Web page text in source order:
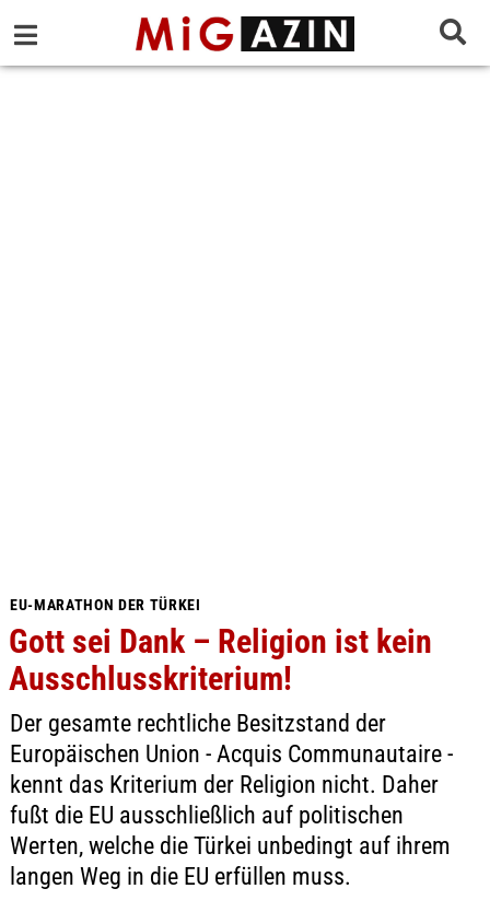
EU-MARATHON DER TÜRKEI
Gott sei Dank – Religion ist kein
Ausschlusskriterium!
Der gesamte rechtliche Besitzstand der
Europäischen Union - Acquis Communautaire -
kennt das Kriterium der Religion nicht. Daher
fußt die EU ausschließlich auf politischen
Werten, welche die Türkei unbedingt auf ihrem
langen Weg in die EU erfüllen muss.